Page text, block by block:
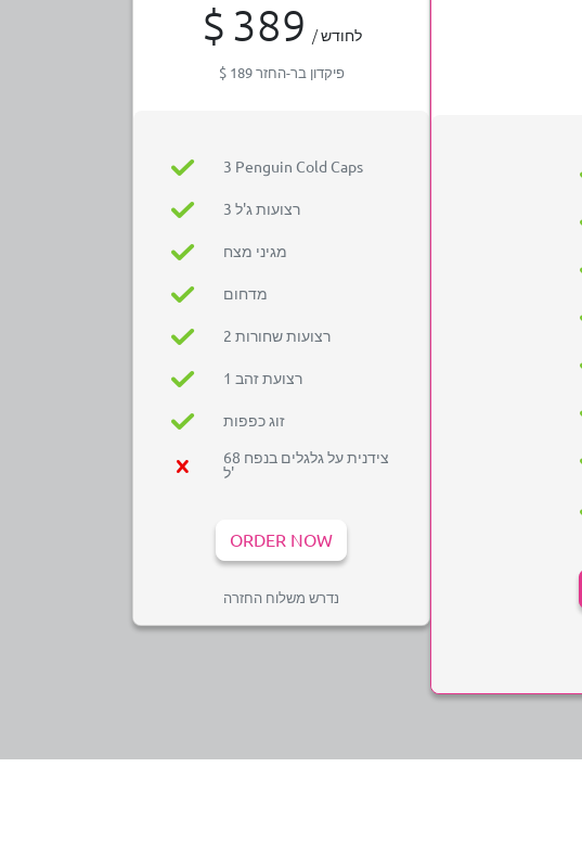
$ 389 / לחודש
$ 189 פיקדון בר-החזר
3 Penguin Cold Caps
3 רצועות ג'ל
מגיני מצח
מדחום
2 רצועות שחורות
1 רצועת זהב
זוג כפפות
צידנית על גלגלים בנפח 68
ל'
ORDER NOW
נדרש משלוח החזרה